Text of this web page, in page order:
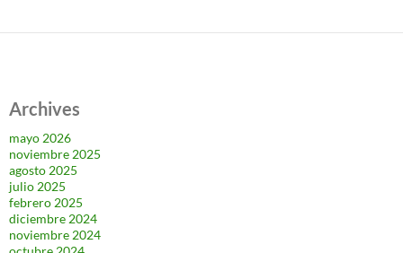
Archives
mayo 2026
noviembre 2025
agosto 2025
julio 2025
febrero 2025
diciembre 2024
noviembre 2024